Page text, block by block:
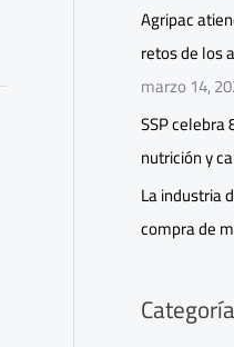
Agripac
retos de los
marzo 14,
SSP
nutrición y
La industria
compra de